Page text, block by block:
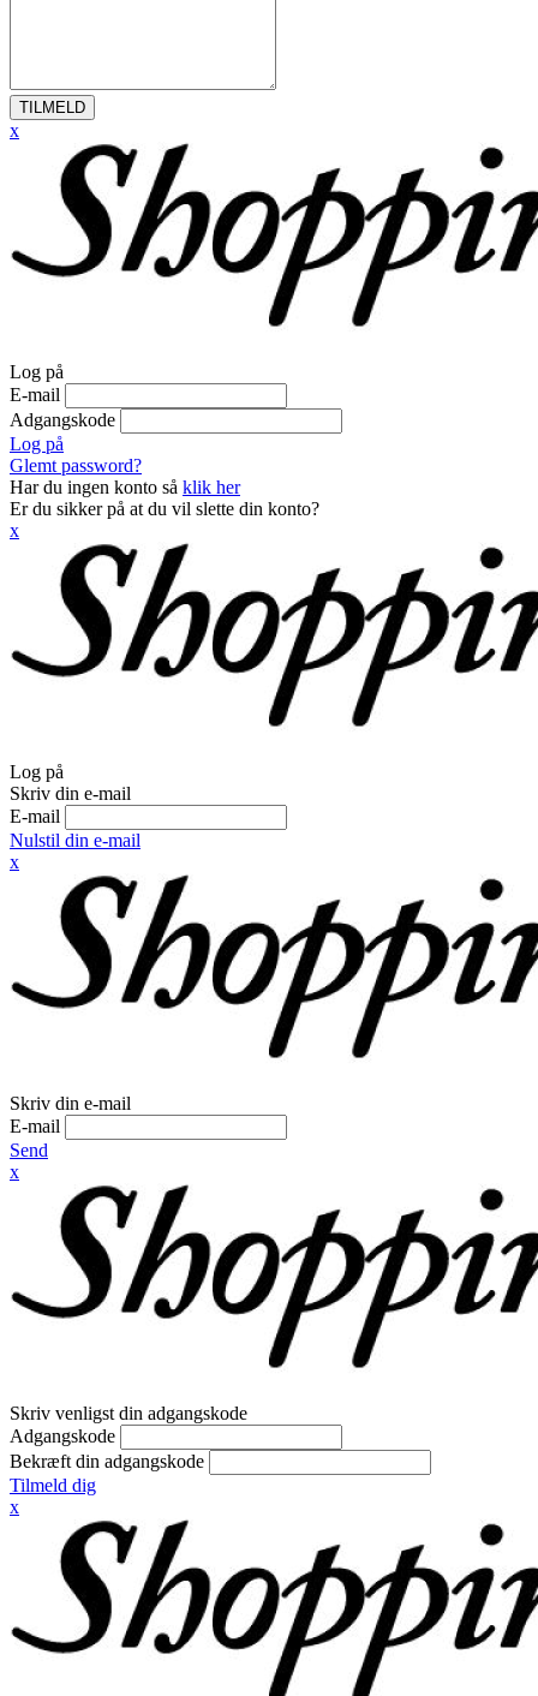
TILMELD
x
Log på
E-mail
Adgangskode
Log på
Glemt password?
Har du ingen konto så klik her
Er du sikker på at du vil slette din konto?
x
Log på
Skriv din e-mail
E-mail
Nulstil din e-mail
x
Skriv din e-mail
E-mail
Send
x
Skriv venligst din adgangskode
Adgangskode
Bekræft din adgangskode
Tilmeld dig
x